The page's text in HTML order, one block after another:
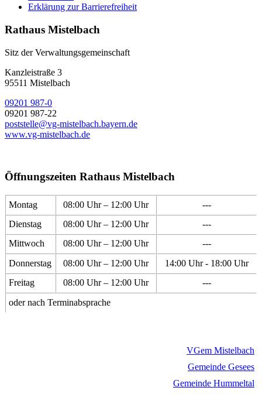
Erklärung zur Barrierefreiheit
Rathaus Mistelbach
Sitz der Verwaltungsgemeinschaft
Kanzleistraße 3
95511 Mistelbach
09201 987-0
09201 987-22
poststelle@vg-mistelbach.bayern.de
www.vg-mistelbach.de
Öffnungszeiten Rathaus Mistelbach
Montag 08:00 Uhr – 12:00 Uhr
---
Dienstag
08:00 Uhr – 12:00 Uhr
---
Mittwoch
08:00 Uhr – 12:00 Uhr
---
Donnerstag
08:00 Uhr – 12:00 Uhr
14:00 Uhr - 18:00 Uhr
Freitag
08:00 Uhr – 12:00 Uhr
---
oder nach Terminabsprache
VGem Mistelbach
Gemeinde Gesees
Gemeinde Hummeltal